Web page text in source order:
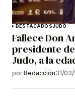
DESTACADOSJUDO
Fallece Don
presidente
Judo, a la
por Redacción31/03/